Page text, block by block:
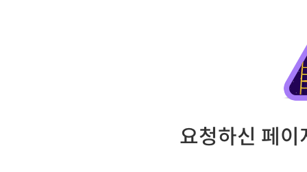
요청하신 페